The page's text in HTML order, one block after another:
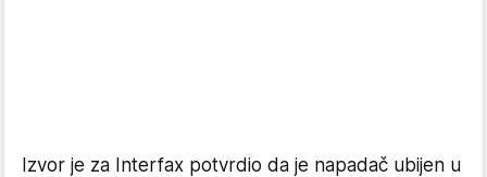
Izvor je za Interfax potvrdio da je napadač ubijen u